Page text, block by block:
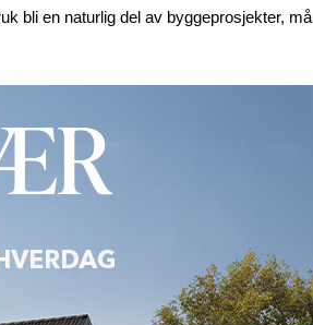
bli en naturlig del av byggeprosjekter, må